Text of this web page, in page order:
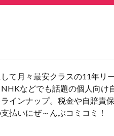
て月々最安クラスの11年リ
などでも話題の個人向け
インナップ。税金や自賠責
払いにぜ～んぶコミコミ！